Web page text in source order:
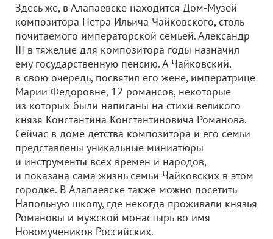
Здесь же, в Алапаевске находится Дом-Музей
композитора Петра Ильича Чайковского, столь
почитаемого императорской семьей. Александр
III в тяжелые для композитора годы назначил
ему государственную пенсию. А Чайковский,
в свою очередь, посвятил его жене, императрице
Марии Федоровне, 12 романсов, некоторые
из которых были написаны на стихи великого
князя Константина Константиновича Романова.
Сейчас в доме детства композитора и его семьи
представлены уникальные миниатюры
и инструменты всех времен и народов,
и показана сама жизнь семьи Чайковских в этом
городке. В Алапаевске также можно посетить
Напольную школу, где некогда проживали князья
Романовы и мужской монастырь во имя
Новомучеников Российских.